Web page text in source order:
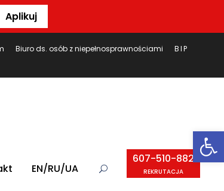
Aplikuj
Biuro ds. osób z niepełnosprawnościami
BIP
EN/RU/UA
607-510-882
REKRUTACJA